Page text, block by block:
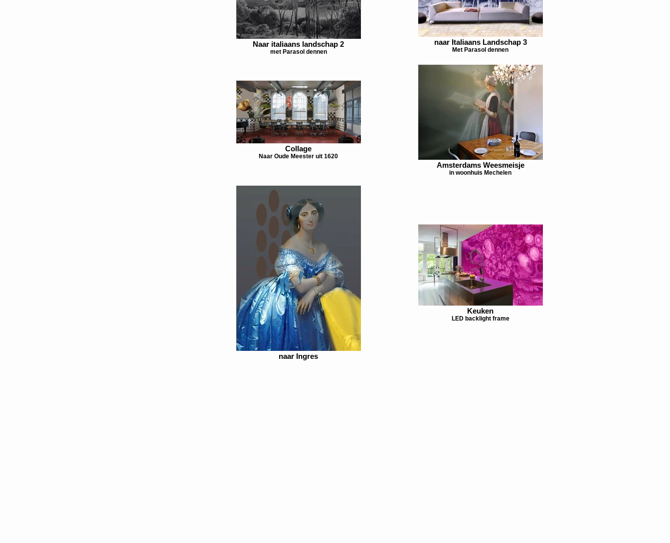
Naar italiaans landschap 2
met Parasol dennen
naar Italiaans Landschap 3
Met Parasol dennen
Collage
Naar Oude Meester uit 1620
Amsterdams Weesmeisje
in woonhuis Mechelen
naar Ingres
Keuken
LED backlight frame